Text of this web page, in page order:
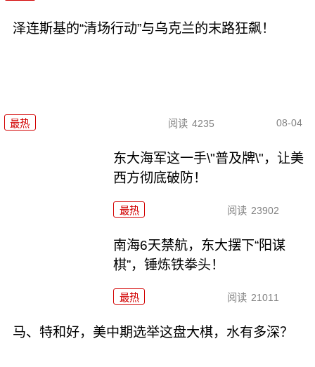
泽连斯基的“清场行动”与乌克兰的末路狂飙！
最热 阅读 4235 08-04
东大海军这一手\"普及牌\"，让美
西方彻底破防！
最热 阅读 23902
南海6天禁航，东大摆下“阳谋
棋”，锤炼铁拳头！
最热 阅读 21011
马、特和好，美中期选举这盘大棋，水有多深？